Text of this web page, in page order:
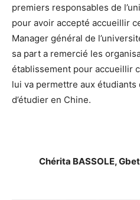
premiers responsables de
pour avoir accepté accueillir
Manager général de
sa part a remercié les
établissement pour accueillir
lui va permettre aux étudiants
d’étudier en Chine.
Chérita BASSOLE,